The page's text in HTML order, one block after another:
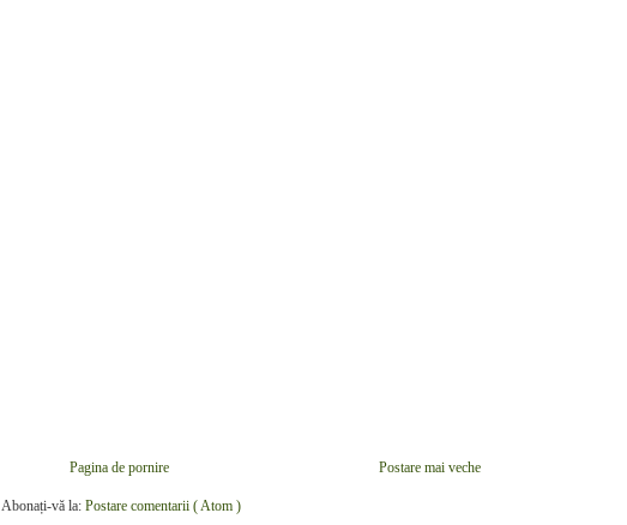
Postare mai veche
Pagina de pornire
Abonați-vă la: Postare comentarii ( Atom )